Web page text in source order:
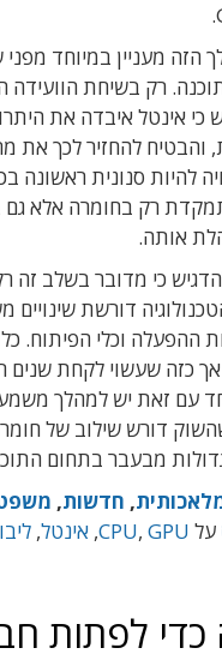
הזה מעניין במיוחד
רק בשיחת
כי אינטל איבדה את
והבטיח להחזיר לכך
להיות סנונית ראשונה
רק בחומרה אלא
אותה.
כי מדובר בשלב זה
דורשת
ההפעלה וכלי הפיתוח.
אך כזה שעשוי לקחת שנים
עם זאת יש למהלך
דורש שילוב של
מבעבר בתחום
, חדשות, משפט
על CPU,GPU
, אינטל,
כדי לפתות